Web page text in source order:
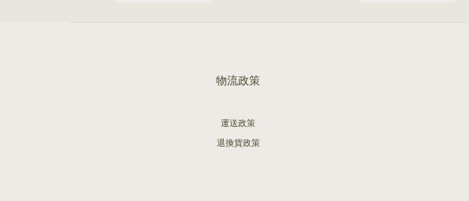
物流政策
運送政策
退換貨政策